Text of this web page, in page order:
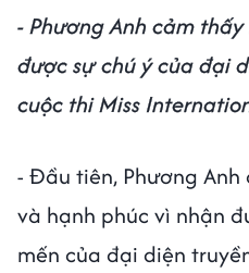
- Phương Anh cảm
được sự chú ý của đại
cuộc thi Miss
- Đầu tiên, Phương
và hạnh phúc vì nhận
mến của đại diện